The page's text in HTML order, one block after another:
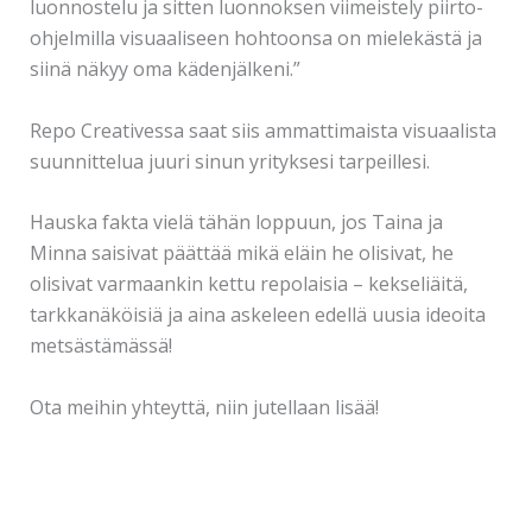
luonnostelu ja sitten luonnoksen viimeistely piirto-
ohjelmilla visuaaliseen hohtoonsa on mielekästä ja
siinä näkyy oma kädenjälkeni.”
Repo Creativessa saat siis ammattimaista visuaalista
suunnittelua juuri sinun yrityksesi tarpeillesi.
Hauska fakta vielä tähän loppuun, jos Taina ja
Minna saisivat päättää mikä eläin he olisivat, he
olisivat varmaankin kettu repolaisia – kekseliäitä,
tarkkanäköisiä ja aina askeleen edellä uusia ideoita
metsästämässä!
Ota meihin yhteyttä, niin jutellaan lisää!